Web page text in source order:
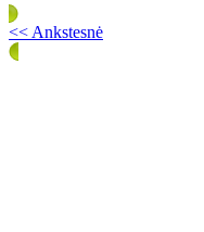
<< Ankstesnė